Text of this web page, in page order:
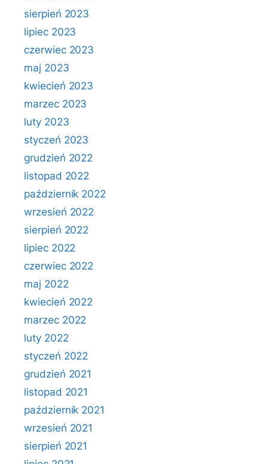
sierpień 2023
lipiec 2023
czerwiec 2023
maj 2023
kwiecień 2023
marzec 2023
luty 2023
styczeń 2023
grudzień 2022
listopad 2022
październik 2022
wrzesień 2022
sierpień 2022
lipiec 2022
czerwiec 2022
maj 2022
kwiecień 2022
marzec 2022
luty 2022
styczeń 2022
grudzień 2021
listopad 2021
październik 2021
wrzesień 2021
sierpień 2021